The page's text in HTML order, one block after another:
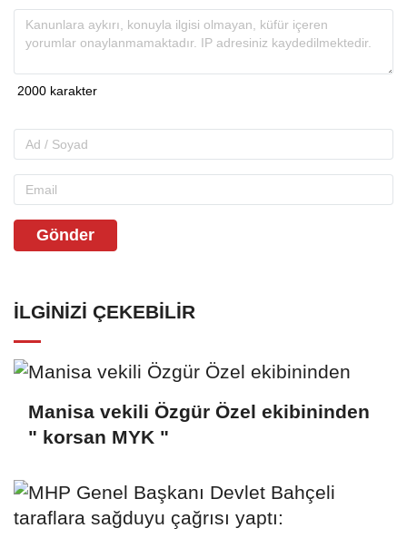
Gönder
İLGINIZI ÇEKEBILIR
Manisa vekili Özgür Özel ekibininden
" korsan MYK "